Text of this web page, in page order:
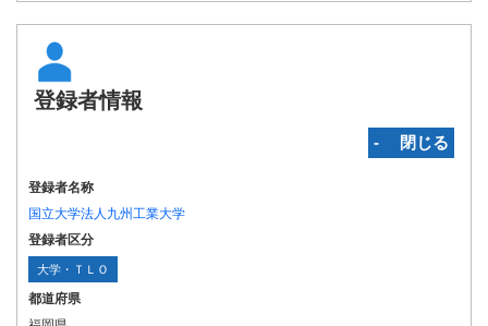
登録者情報
‐ 閉じる
登録者名称
国立大学法人九州工業大学
登録者区分
大学・ＴＬＯ
都道府県